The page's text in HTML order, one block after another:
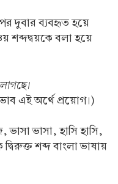
দুবার ব্যবহৃত হয়ে
শব্দদ্বয়কে বলা হয়ে
এই অর্থে প্রয়োগ।)
ভাসা, হাসি হাসি,
শব্দ বাংলা ভাষায়